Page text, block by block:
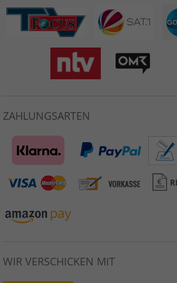
ZAHLUNGSARTEN
WIR VERSCHICKEN MIT